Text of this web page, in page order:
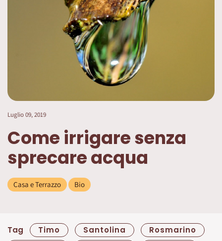
Luglio 09, 2019
Come irrigare senza
sprecare acqua
Casa e Terrazzo Bio
Tag Timo Santolina
Rosmarino